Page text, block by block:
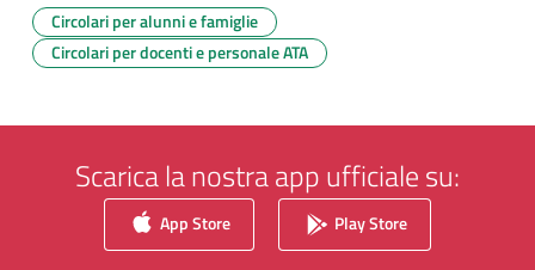
Circolari per alunni e famiglie
Circolari per docenti e personale ATA
Scarica la nostra app ufficiale su:
App Store Play Store